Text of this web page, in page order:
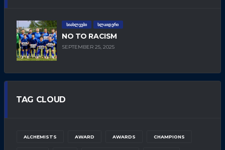
ᲡᲘᲐᲮᲚᲔᲔᲑᲘ ᲡᲚᲐᲘᲓᲔᲠᲘ
NO TO RACISM
SEPTEMBER 25, 2025
TAG CLOUD
ALCHEMISTS AWARD AWARDS CHAMPIONS